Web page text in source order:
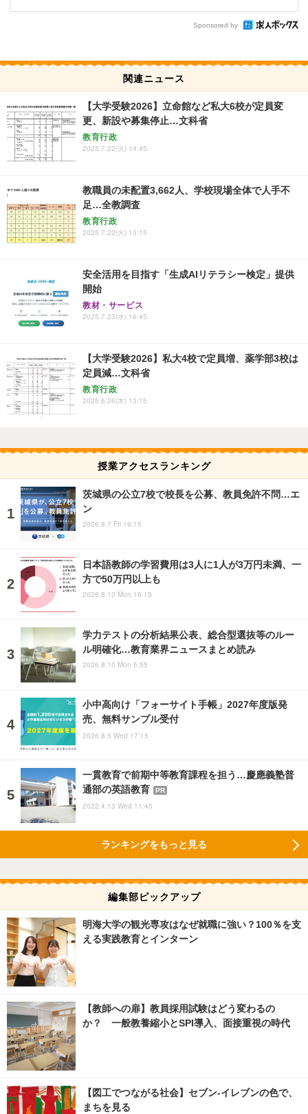
Sponsored by
関連ニュース
【大学受験2026】立命館など私大6校が定員変
更、新設や募集停止…文科省
教育行政
2025.7.22(火) 14:45
教職員の未配置3,662人、学校現場全体で人手不
足…全教調査
教育行政
2025.7.22(火) 13:15
安全活用を目指す「生成AIリテラシー検定」提供
開始
教材・サービス
2025.7.23(水) 16:45
【大学受験2026】私大4校で定員増、薬学部3校は
定員減…文科省
教育行政
2025.6.26(木) 13:15
授業アクセスランキング
茨城県の公立7校で校長を公募、教員免許不問…エ
ン
2026.8.7 Fri 19:15
日本語教師の学習費用は3人に1人が3万円未満、一
方で50万円以上も
2026.8.10 Mon 16:15
学力テストの分析結果公表、総合型選抜等のルー
ル明確化…教育業界ニュースまとめ読み
2026.8.10 Mon 5:55
小中高向け「フォーサイト手帳」2027年度版発
売、無料サンプル受付
2026.8.5 Wed 17:15
一貫教育で前期中等教育課程を担う…慶應義塾普
通部の英語教育
PR
2022.4.13 Wed 11:45
ランキングをもっと見る
編集部ピックアップ
明海大学の観光専攻はなぜ就職に強い？100％を支
える実践教育とインターン
【教師への扉】教員採用試験はどう変わるの
か？ 一般教養縮小とSPI導入、面接重視の時代
【図工でつながる社会】セブン‐イレブンの色で、
まちを見る